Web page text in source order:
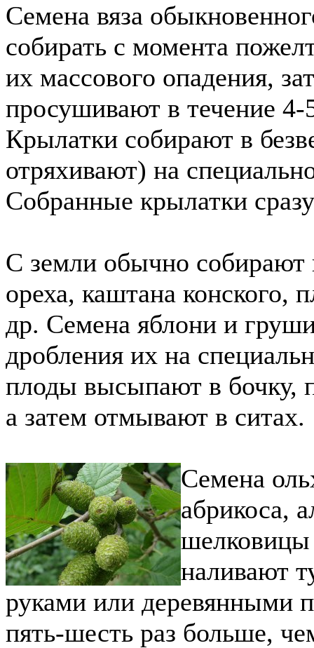
Семена вяза
собирать с момента
их массового опадения,
просушивают в течение
Крылатки собирают в
отряхивают) на
Собранные крылатки
С земли обычно собирают
ореха, каштана конского,
др. Семена яблони и
дробления их на
плоды высыпают в бочку,
а затем отмывают в ситах.
Семена
абрикоса,
шелковицы
наливают
руками или деревянными
пять-шесть раз больше,